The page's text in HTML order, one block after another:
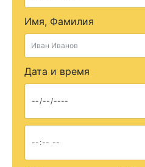
Имя, Фамилия
Дата и время